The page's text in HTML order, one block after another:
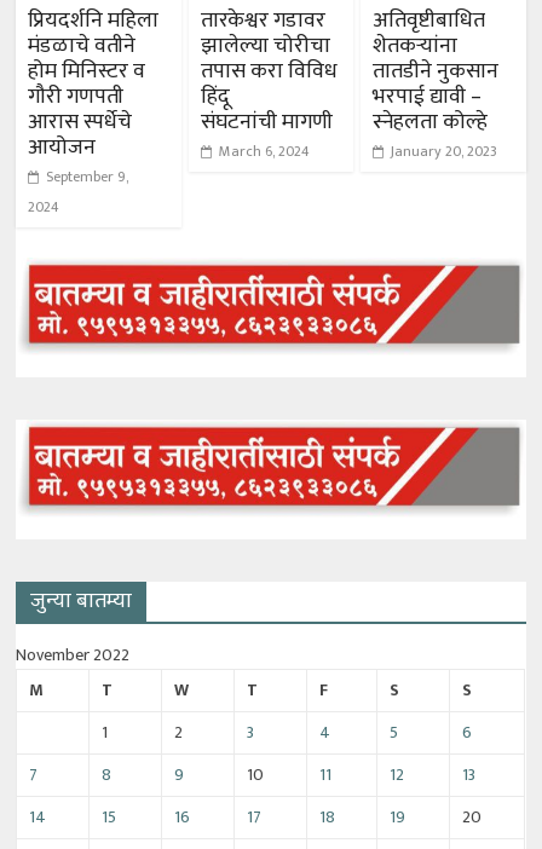
प्रियदर्शनि महिला
मंडळाचे वतीने
होम मिनिस्टर व
गौरी गणपती
आरास स्पर्धेचे
आयोजन
September 9,
2024
तारकेश्वर गडावर
झालेल्या चोरीचा
तपास करा विविध
हिंदू
संघटनांची मागणी
March 6, 2024
अतिवृष्टीबाधित
शेतकऱ्यांना
तातडीने नुकसान
भरपाई द्यावी –
स्नेहलता कोल्हे
January 20, 2023
जुन्या बातम्या
November 2022
M
T W T F S
S
1
2 3 4 5
6
7
8 9 10 11 12
13
14
15 16 17 18 19
20